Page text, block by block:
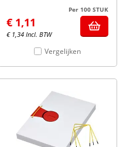
Per 100 STUK
€ 1,11
€ 1,34 Incl. BTW
Vergelijken